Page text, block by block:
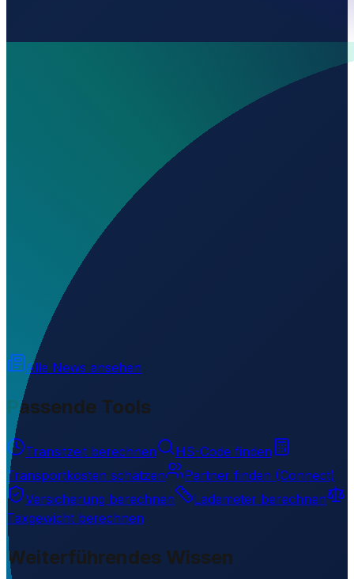
Wo liegt Acensa Airport?
Auf welcher Höhe liegt Acensa Airport?
Wird geladen...
13.24348
13
Alle News ansehen
Passende Tools
Transitzeit berechnen
HS-Code finden
Transportkosten schätzen
Partner finden (Connect)
Versicherung berechnen
Lademeter berechnen
Taxgewicht berechnen
Weiterführendes Wissen